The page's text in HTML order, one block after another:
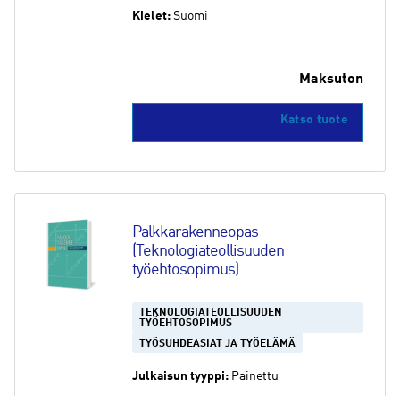
Kielet: Suomi
Maksuton
Katso tuote
Palkkarakenneopas
(Teknologiateollisuuden
työehtosopimus)
TEKNOLOGIATEOLLISUUDEN
TYÖEHTOSOPIMUS
TYÖSUHDEASIAT JA TYÖELÄMÄ
Julkaisun tyyppi: Painettu